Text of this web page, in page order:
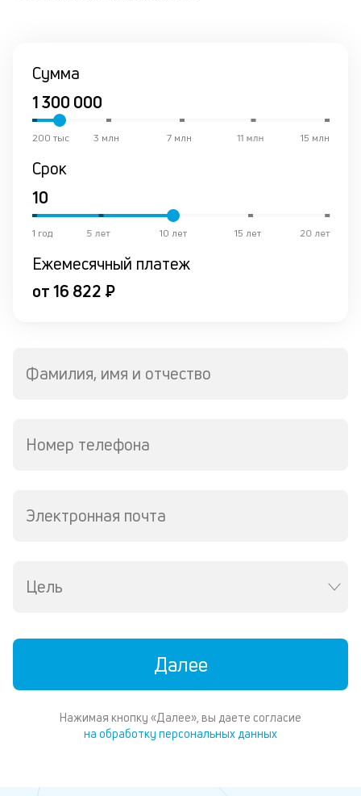
Сумма
15 млн
11 млн
7 млн
3 млн
200 тыс
Срок
20 лет
15 лет
10 лет
5 лет
1 год
Ежемесячный платеж
от 16 822 ₽
Фамилия, имя и отчество
Номер телефона
Электронная почта
Цель
Далее
Нажимая кнопку «Далее», вы даете согласие
на обработку персональных данных